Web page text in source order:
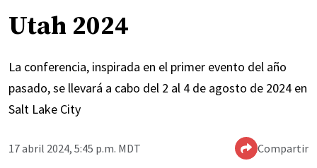
Utah 2024
La conferencia, inspirada en el primer evento del año
pasado, se llevará a cabo del 2 al 4 de agosto de 2024 en
Salt Lake City
17 abril 2024, 5:45 p.m. MDT Compartir